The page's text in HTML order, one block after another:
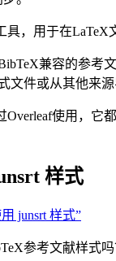
，用于在
兼容的参考
文件或从其他来
使用，它
样式
junsrt 样式”
参考文献样式吗